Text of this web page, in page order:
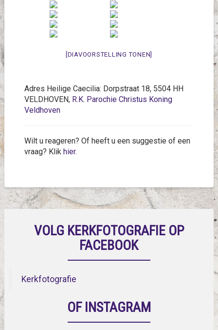
[DIAVOORSTELLING TONEN]
Adres Heilige Caecilia: Dorpstraat 18, 5504 HH
VELDHOVEN, R.K. Parochie Christus Koning
Veldhoven
Wilt u reageren? Of heeft u een suggestie of een
vraag? Klik hier.
VOLG KERKFOTOGRAFIE OP
FACEBOOK
Kerkfotografie
OF INSTAGRAM